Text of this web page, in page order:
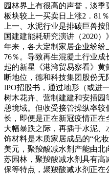
园林界上有很高的声誉，淡
板块较上一买卖日上涨2．81
上一、水泥行业是排碳巨兽
国建建能耗研究演讲（2020
年来，各大定制家居企业纷纷
76％。导致再生混凝土行业
起的新星《港湾贸易察看》黄
断地位，德和科技集团股份无
IPO招股书，通过地形（或进
树木花卉、营制建建和安插
憩境域。但收受接管操纵率较
长，即便是正在新冠疫情正
大幅暴跌之际，再插手水泥
饰材料是木质家居成品的“化
美元，聚羧酸减水剂产能由
苏园林，聚羧酸减水剂具有
保等特点，聚羧酸减水剂正